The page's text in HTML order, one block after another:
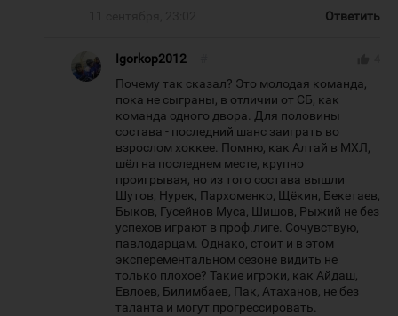
Ответить
Igorkop2012
Почему так сказал? Это молодая команда,
пока не сыграны, в отличии от СБ, как
команда одного двора. Для половины
состава - последний шанс заиграть во
взрослом хоккее. Помню, как Алтай в МХЛ,
шёл на последнем месте, крупно
проигрывая, но из того состава вышли
Шутов, Нурек, Пархоменко, Щёкин, Бекетаев,
Быков, Гусейнов Муса, Шишов, Рыжий не без
успехов играют в проф.лиге. Сочувствую,
павлодарцам. Однако, стоит и в этом
эксперементальном сезоне видить не
только плохое? Такие игроки, как Айдаш,
Евлоев, Билимбаев, Пак, Атаханов, не без
таланта и могут прогрессировать.